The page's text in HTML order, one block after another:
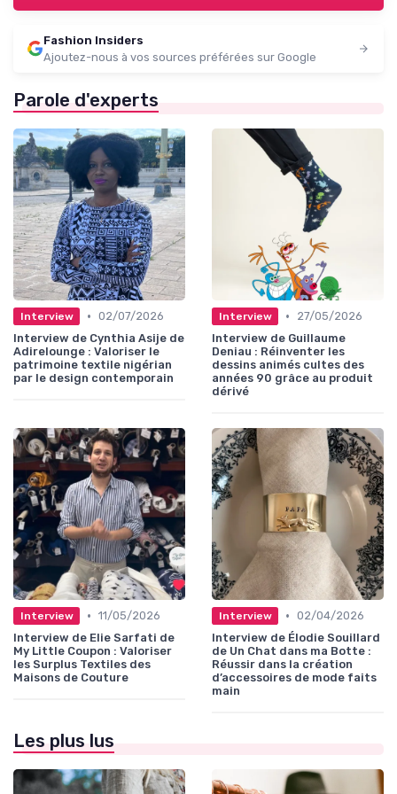
Fashion Insiders
Ajoutez-nous à vos sources préférées sur Google
Parole d'experts
Interview • 02/07/2026
Interview de Cynthia Asije de
Adirelounge : Valoriser le
patrimoine textile nigérian
par le design contemporain
Interview •
27/05/2026
Interview de Guillaume
Deniau : Réinventer les
dessins animés cultes des
années 90 grâce au produit
dérivé
Interview • 11/05/2026
Interview de Elie Sarfati de
My Little Coupon : Valoriser
les Surplus Textiles des
Maisons de Couture
Interview • 02/04/2026
Interview de Élodie Souillard
de Un Chat dans ma Botte :
Réussir dans la création
d’accessoires de mode faits
main
Les plus lus